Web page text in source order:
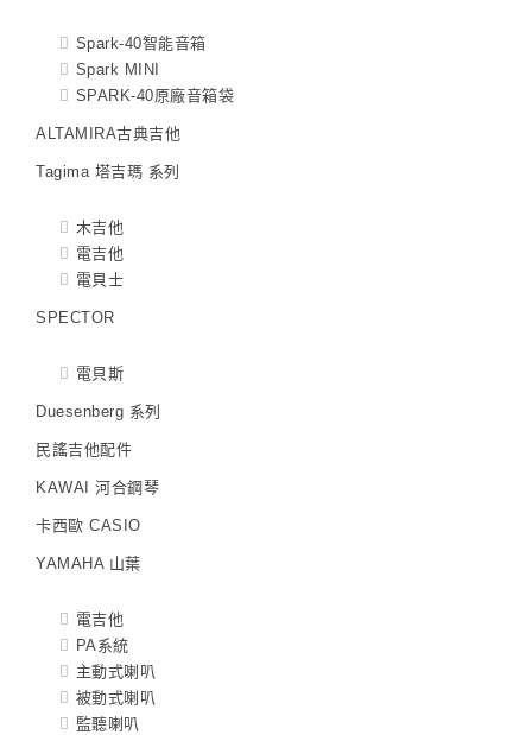
Spark-40智能音箱
Spark MINI
SPARK-40原廠音箱袋
ALTAMIRA古典吉他
Tagima 塔吉瑪 系列
木吉他
電吉他
電貝士
SPECTOR
電貝斯
Duesenberg 系列
民謠吉他配件
KAWAI 河合鋼琴
卡西歐 CASIO
YAMAHA 山葉
電吉他
PA系統
主動式喇叭
被動式喇叭
監聽喇叭